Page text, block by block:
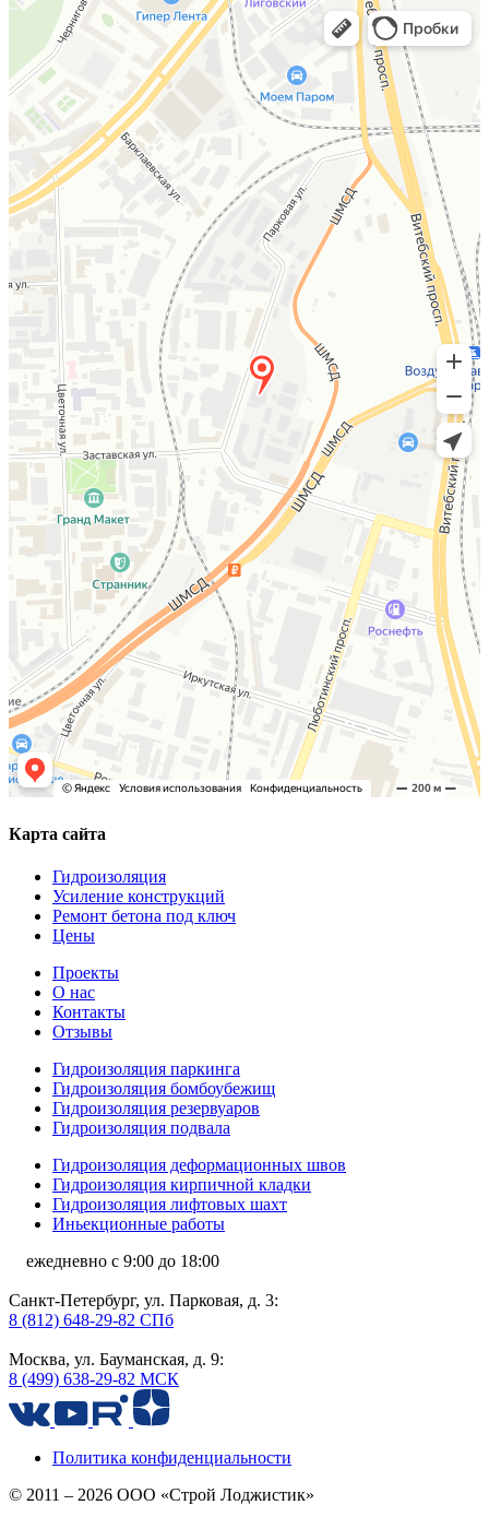
Карта сайта
Гидроизоляция
Усиление конструкций
Ремонт бетона под ключ
Цены
Проекты
О нас
Контакты
Отзывы
Гидроизоляция паркинга
Гидроизоляция бомбоубежищ
Гидроизоляция резервуаров
Гидроизоляция подвала
Гидроизоляция деформационных швов
Гидроизоляция кирпичной кладки
Гидроизоляция лифтовых шахт
Иньекционные работы
ежедневно с 9:00 до 18:00
Санкт-Петербург, ул. Парковая, д. 3:
8 (812) 648-29-82 СПб
Москва, ул. Бауманская, д. 9:
8 (499) 638-29-82 МСК
Политика конфиденциальности
© 2011 – 2026 ООО «Строй Лоджистик»